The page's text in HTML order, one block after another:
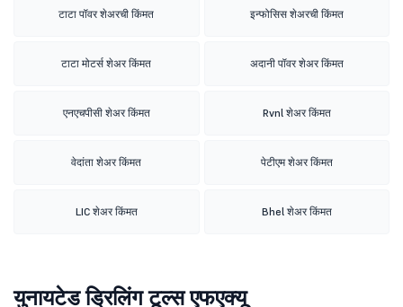
टाटा पॉवर शेअरची किंमत इन्फोसिस शेअरची किंमत
टाटा मोटर्स शेअर किंमत अदानी पॉवर शेअर किंमत
एनएचपीसी शेअर किंमत Rvnl शेअर किंमत
वेदांता शेअर किंमत पेटीएम शेअर किंमत
LIC शेअर किंमत Bhel शेअर किंमत
युनायटेड ड्रिलिंग टूल्स एफएक्यू